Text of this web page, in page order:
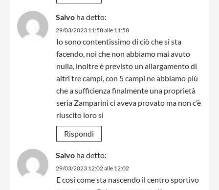
Salvo ha detto:
29/03/2023 11:58 alle 11:58
Io sono contentissimo di ciò che si sta
facendo, noi che non abbiamo mai avuto
nulla, inoltre è previsto un allargamento di
altri tre campi, con 5 campi ne abbiamo più
che a sufficienza finalmente una proprietà
seria Zamparini ci aveva provato ma non c’è
riuscito loro si
Rispondi
Salvo ha detto:
29/03/2023 12:02 alle 12:02
E cosi come sta nascendo il centro sportivo